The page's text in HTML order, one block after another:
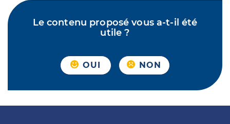
Le contenu proposé vous a-t-il été
utile ?
OUI NON